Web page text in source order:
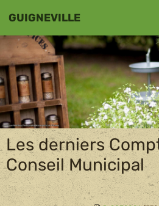
GUIGNEVILLE
Les derniers
Conseil Municipal